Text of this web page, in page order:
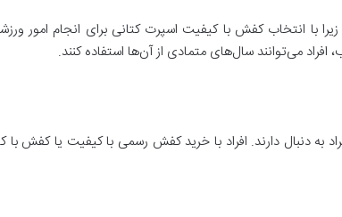
انتخاب کفش با کیفیت اسپرت کتانی برای انجام امور
می‌توانند سال‌های متمادی از آن‌ها استفاده کنند.
به دنبال دارند. افراد با خرید کفش رسمی با کیفیت یا کفش با